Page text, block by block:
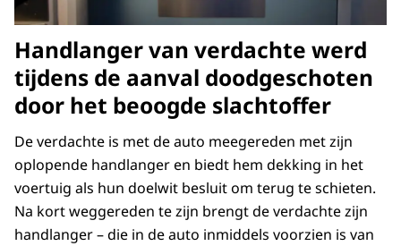
Handlanger van verdachte werd
tijdens de aanval doodgeschoten
door het beoogde slachtoffer
De verdachte is met de auto meegereden met zijn
oplopende handlanger en biedt hem dekking in het
voertuig als hun doelwit besluit om terug te schieten.
Na kort weggereden te zijn brengt de verdachte zijn
handlanger – die in de auto inmiddels voorzien is van